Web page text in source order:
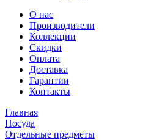
О нас
Производители
Коллекции
Скидки
Оплата
Доставка
Гарантии
Контакты
Главная
Посуда
Отдельные предметы